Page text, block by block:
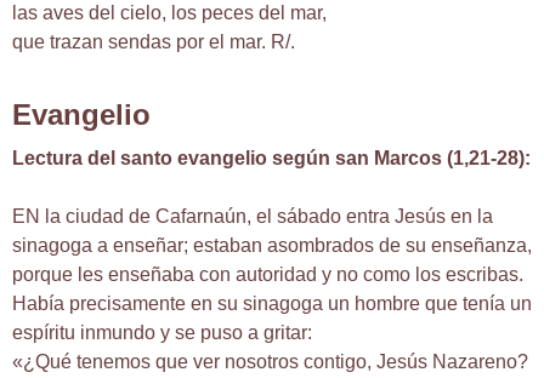
las aves del cielo, los peces del mar,
que trazan sendas por el mar. R/.
Evangelio
Lectura del santo evangelio según san Marcos (1,21-28):
EN la ciudad de Cafarnaún, el sábado entra Jesús en la
sinagoga a enseñar; estaban asombrados de su enseñanza,
porque les enseñaba con autoridad y no como los escribas.
Había precisamente en su sinagoga un hombre que tenía un
espíritu inmundo y se puso a gritar:
«¿Qué tenemos que ver nosotros contigo, Jesús Nazareno?